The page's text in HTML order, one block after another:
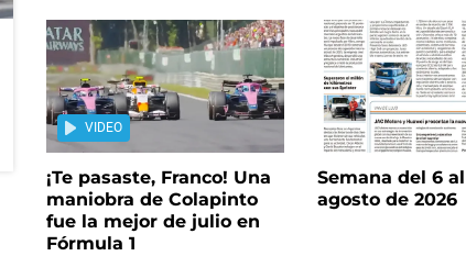
VIDEO
¡Te pasaste, Franco! Una
maniobra de Colapinto
fue la mejor de julio en
Fórmula 1
Semana del 6 al
agosto de 2026